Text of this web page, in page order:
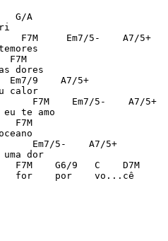
G/A
Em7/5-    A7/5+
dores
Em7/9    A7/5+
calor
F7M    Em7/5-    A7/5+
te amo
F7M
Em7/5-    A7/5+
uma dor
F7M    G6/9   C    D7M
for    por    vo...cê